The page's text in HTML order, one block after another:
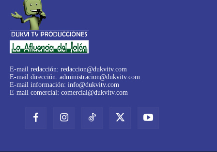
E-mail redacción: redaccion@dukvitv.com
E-mail dirección: administracion@dukvitv.com
E-mail información: info@dukvitv.com
E-mail comercial: comercial@dukvitv.com